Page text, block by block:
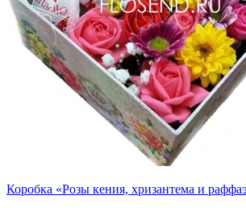
Коробка «Розы кения, хризантема и